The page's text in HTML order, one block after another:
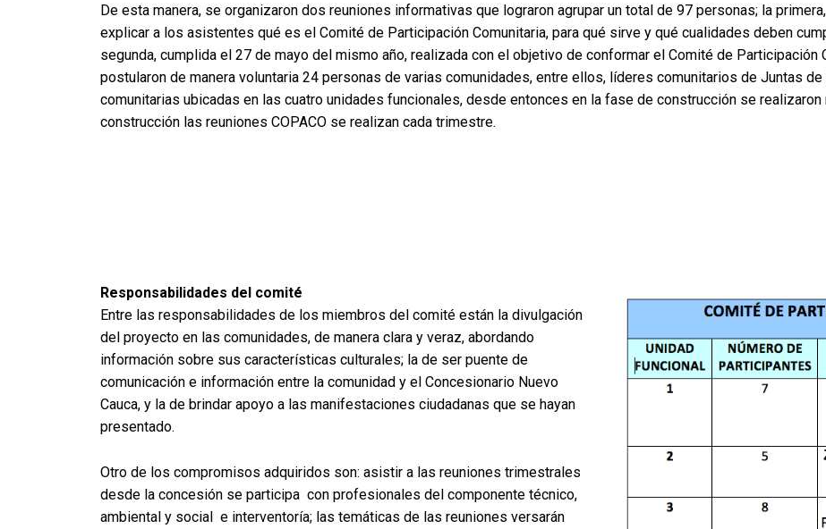
De esta manera, se organizaron dos reuniones informativas que lograron agrupar un total de 97 personas; la
explicar a los asistentes qué es el Comité de Participación Comunitaria, para qué sirve y qué cualidades deben
segunda, cumplida el 27 de mayo del mismo año, realizada con el objetivo de conformar el Comité de Participación
postularon de manera voluntaria 24 personas de varias comunidades, entre ellos, líderes comunitarios de Juntas
comunitarias ubicadas en las cuatro unidades funcionales, desde entonces en la fase de construcción se
construcción las reuniones COPACO se realizan cada trimestre.
Responsabilidades del comité
Entre las responsabilidades de los miembros del comité están la divulgación
del proyecto en las comunidades, de manera clara y veraz, abordando
información sobre sus características culturales; la de ser puente de
comunicación e información entre la comunidad y el Concesionario Nuevo
Cauca, y la de brindar apoyo a las manifestaciones ciudadanas que se hayan
presentado.
Otro de los compromisos adquiridos son: asistir a las reuniones trimestrales
desde la concesión se participa con profesionales del componente técnico,
ambiental y social e interventoría; las temáticas de las reuniones versarán